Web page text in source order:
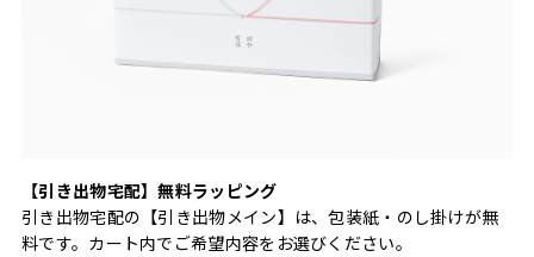
【引き出物宅配】無料ラッピング
引き出物宅配の【引き出物メイン】は、包装紙・のし掛けが無
料です。カート内でご希望内容をお選びください。